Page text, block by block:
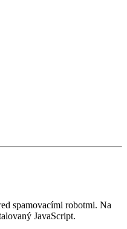
spamovacími robotmi. Na
JavaScript.